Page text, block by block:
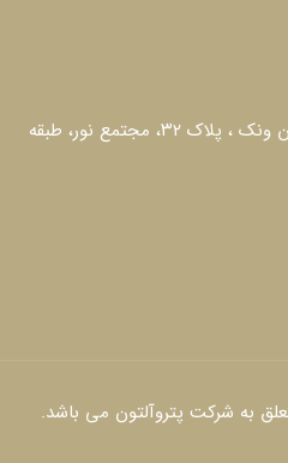
تهران ، میدان ونک ، خیابان ونک ، پلاک ۳۲، مجتمع نور، طبقه
به شرکت پتروآلتون می باشد.